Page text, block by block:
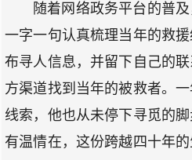
随着网络政务平台的普
一字一句认真梳理当年的救
布寻人信息，并留下自己的
方渠道找到当年的被救者。
线索，他也从未停下寻觅的
有温情在，这份跨越四十年